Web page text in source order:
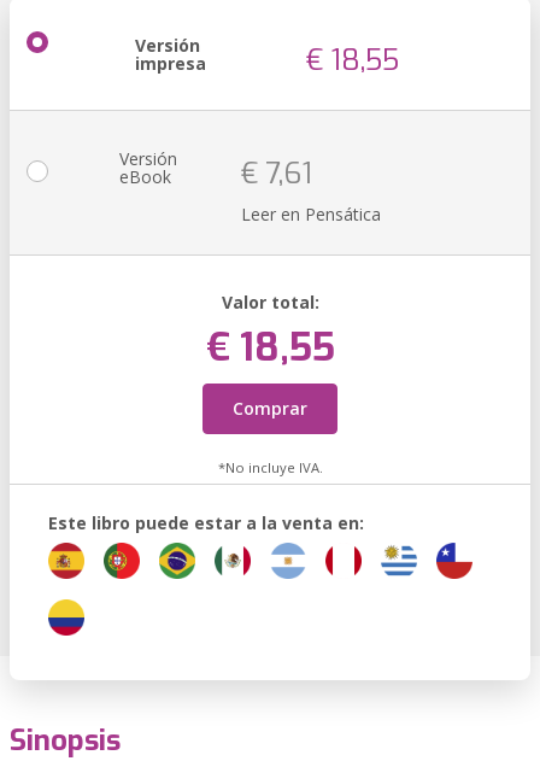
Versión
impresa € 18,55
Versión
eBook € 7,61
Leer en Pensática
Valor total:
€ 18,55
Comprar
*No incluye IVA.
Este libro puede estar a la venta en:
Sinopsis